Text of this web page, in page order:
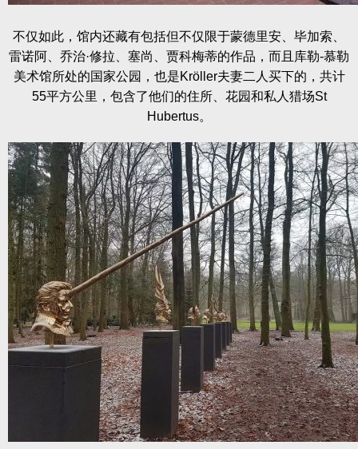
不仅如此，馆内还藏有包括但不仅限于蒙德里安、毕加索、
雷诺阿、乔治·修拉、塞尚、贾科梅蒂的作品，而且库勒-慕勒
美术馆所处的国家公园，也是Kröller夫妻二人买下的，共计
55平方公里，包含了他们的住所、花园和私人猎场St
Hubertus。